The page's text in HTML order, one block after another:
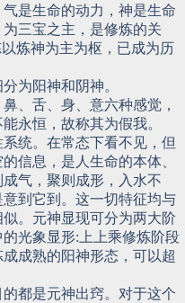
是生命的动力，神是生命
三宝之主，是修炼的关
炼神为主为枢，已成为历
为阳神和阴神。
、舌、身、意六种感觉，
永恒，故称其为假我。
统。在常态下看不见，但
信息，是人生命的本体、
气，聚则成形，入水不
到它到。这一切特征均与
。元神显现可分为两大阶
光象显形:上上乘修炼阶段
成熟的阳神形态，可以超
都是元神出窍。对于这个